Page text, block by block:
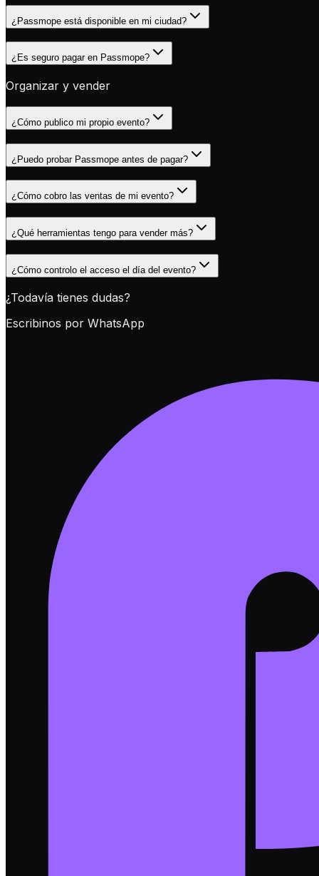
¿Passmope está disponible en mi ciudad?
¿Es seguro pagar en Passmope?
Organizar y vender
¿Cómo publico mi propio evento?
¿Puedo probar Passmope antes de pagar?
¿Cómo cobro las ventas de mi evento?
¿Qué herramientas tengo para vender más?
¿Cómo controlo el acceso el día del evento?
¿Todavía tienes dudas?
Escribinos por WhatsApp